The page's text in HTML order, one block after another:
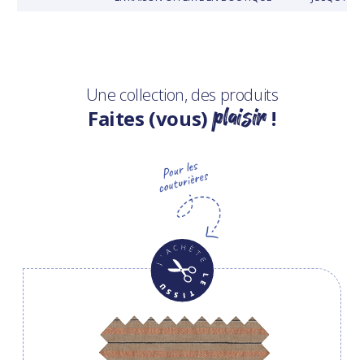
Une collection, des produits
Faites (vous)plaisir!